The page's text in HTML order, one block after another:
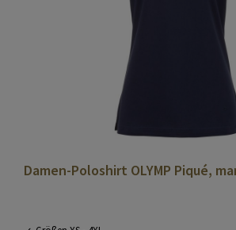
Damen-Poloshirt OLYMP Piqué,